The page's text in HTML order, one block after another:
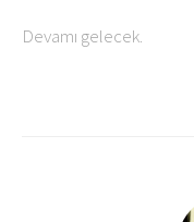
Devamı gelecek.